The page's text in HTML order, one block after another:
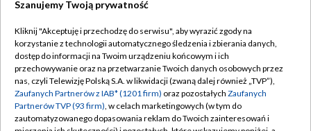
TVP
Abonament TVP
Emisja w TVP
Centrum informacji TVP
Regulamin TVP
Polityka prywatności
Moje zgody
Szanujemy Twoją prywatność
Kliknij "Akceptuję i przechodzę do serwisu", aby wyrazić zgody na
korzystanie z technologii automatycznego śledzenia i zbierania danych,
dostęp do informacji na Twoim urządzeniu końcowym i ich
przechowywanie oraz na przetwarzanie Twoich danych osobowych przez
nas, czyli Telewizję Polską S.A. w likwidacji (zwaną dalej również „TVP”),
Zaufanych Partnerów z IAB* (1201 firm) oraz pozostałych Zaufanych
Partnerów TVP (93 firm), w celach marketingowych (w tym do
zautomatyzowanego dopasowania reklam do Twoich zainteresowań i